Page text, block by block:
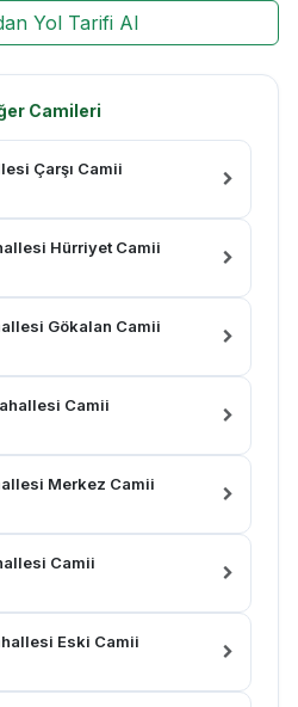
Yol Tarifi Al
Camileri
Çarşı Camii
Hürriyet Camii
Gökalan Camii
Camii
Merkez Camii
Camii
Eski Camii